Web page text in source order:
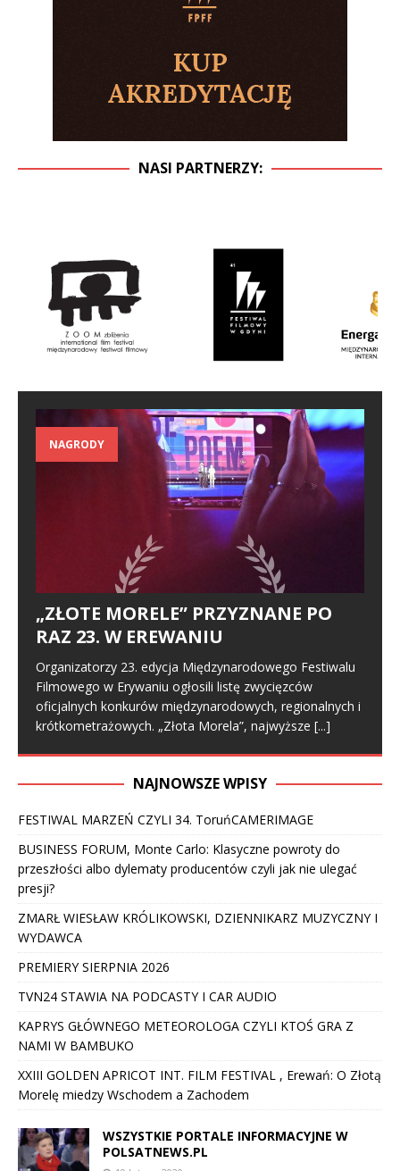
NASI PARTNERZY:
NAGRODY
„ZŁOTE MORELE” PRZYZNANE PO
RAZ 23. W EREWANIU
Organizatorzy 23. edycja Międzynarodowego Festiwalu
Filmowego w Erywaniu ogłosili listę zwycięzców
oficjalnych konkurów międzynarodowych, regionalnych i
krótkometrażowych. „Złota Morela”, najwyższe [...]
NAJNOWSZE WPISY
FESTIWAL MARZEŃ CZYLI 34. ToruńCAMERIMAGE
BUSINESS FORUM, Monte Carlo: Klasyczne powroty do
przeszłości albo dylematy producentów czyli jak nie ulegać
presji?
ZMARŁ WIESŁAW KRÓLIKOWSKI, DZIENNIKARZ MUZYCZNY I
WYDAWCA
PREMIERY SIERPNIA 2026
TVN24 STAWIA NA PODCASTY I CAR AUDIO
KAPRYS GŁÓWNEGO METEOROLOGA CZYLI KTOŚ GRA Z
NAMI W BAMBUKO
XXIII GOLDEN APRICOT INT. FILM FESTIVAL , Erewań: O Złotą
Morelę miedzy Wschodem a Zachodem
WSZYSTKIE PORTALE INFORMACYJNE W
POLSATNEWS.PL